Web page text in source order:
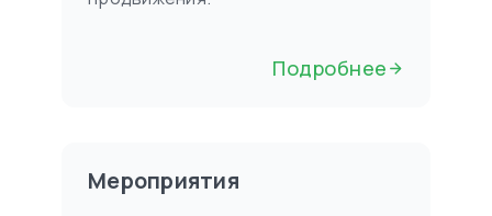
Подробнее
Мероприятия